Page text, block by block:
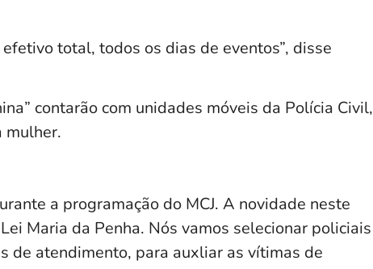
total, todos os dias de eventos”, disse
contarão com unidades móveis da Polícia Civil,
mulher.
a programação do MCJ. A novidade neste
Maria da Penha. Nós vamos selecionar policiais
de atendimento, para auxliar as vítimas de